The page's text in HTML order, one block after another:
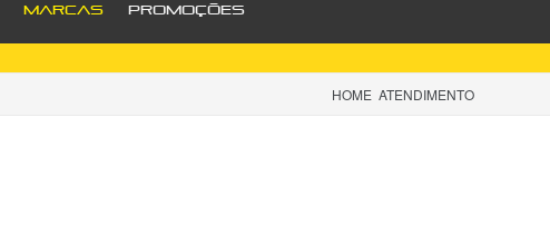
MARCAS PROMOÇÕES
HOME ATENDIMENTO